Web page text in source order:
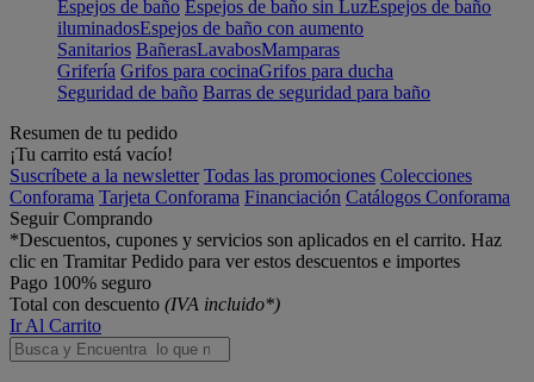
Espejos de baño Espejos de baño sin LuzEspejos de baño
iluminadosEspejos de baño con aumento
Sanitarios BañerasLavabosMamparas
Grifería Grifos para cocinaGrifos para ducha
Seguridad de baño Barras de seguridad para baño
Resumen de tu pedido
¡Tu carrito está vacío!
Suscríbete a la newsletter Todas las promociones Colecciones
Conforama Tarjeta Conforama Financiación Catálogos Conforama
Seguir Comprando
*Descuentos, cupones y servicios son aplicados en el carrito. Haz
clic en Tramitar Pedido para ver estos descuentos e importes
Pago 100% seguro
Total con descuento (IVA incluido*)
Ir Al Carrito